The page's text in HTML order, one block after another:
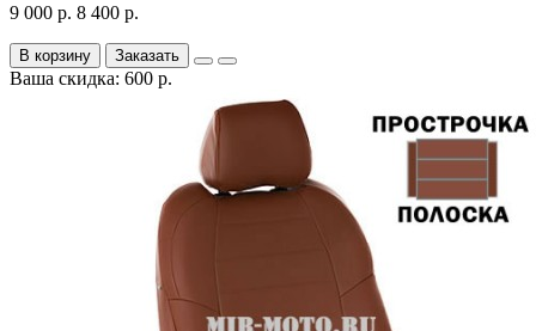
9 000 р. 8 400 р.
В корзину Заказать
Ваша скидка: 600 р.